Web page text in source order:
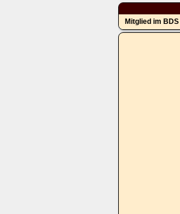
Mitglied im